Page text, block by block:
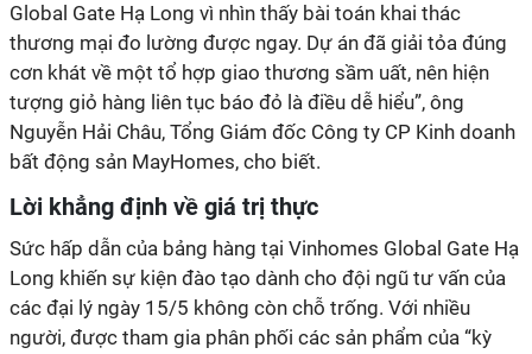
Global Gate Hạ Long vì nhìn thấy bài toán khai thác
thương mại đo lường được ngay. Dự án đã giải tỏa đúng
cơn khát về một tổ hợp giao thương sầm uất, nên hiện
tượng giỏ hàng liên tục báo đỏ là điều dễ hiểu”, ông
Nguyễn Hải Châu, Tổng Giám đốc Công ty CP Kinh doanh
bất động sản MayHomes, cho biết.
Lời khẳng định về giá trị thực
Sức hấp dẫn của bảng hàng tại Vinhomes Global Gate Hạ
Long khiến sự kiện đào tạo dành cho đội ngũ tư vấn của
các đại lý ngày 15/5 không còn chỗ trống. Với nhiều
người, được tham gia phân phối các sản phẩm của “kỳ